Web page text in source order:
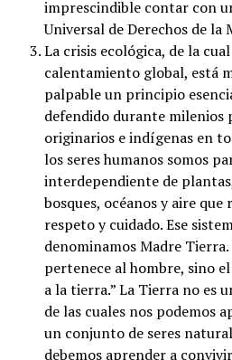
imprescindible contar con
Universal de Derechos de la
La crisis ecológica, de la
calentamiento global, está
palpable un principio
defendido durante milenios
originarios e indígenas en
los seres humanos somos
interdependiente de
bosques, océanos y aire
respeto y cuidado. Ese
denominamos Madre
pertenece al hombre, sino
a la tierra.” La Tierra no es
de las cuales nos podemos
un conjunto de seres
debemos aprender a